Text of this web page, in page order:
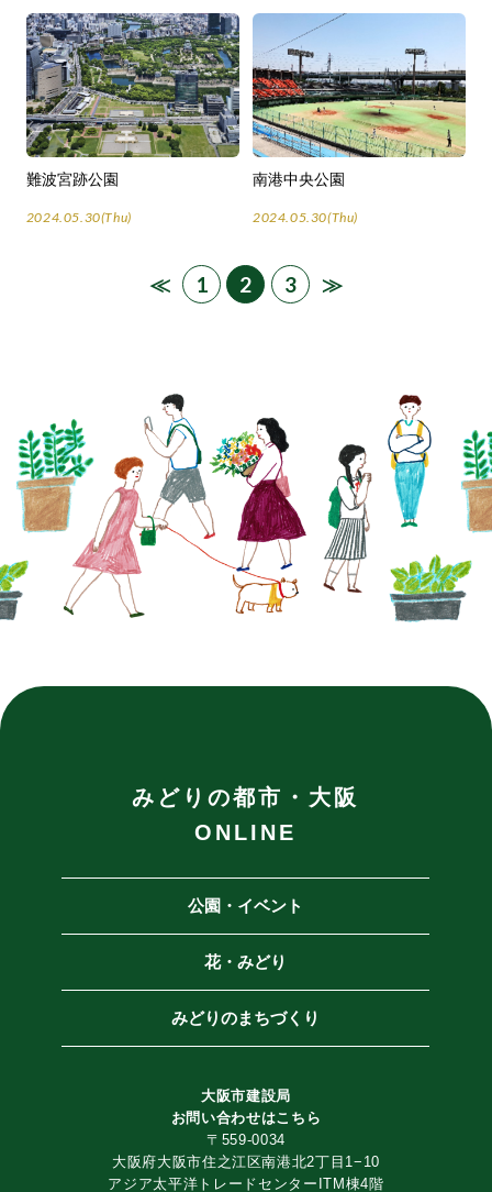
難波宮跡公園
2024.05.30(Thu)
南港中央公園
2024.05.30(Thu)
≪ 1 2 3 ≫
みどりの都市・大阪
ONLINE
公園・イベント
花・みどり
みどりのまちづくり
大阪市建設局
お問い合わせはこちら
〒559-0034
大阪府大阪市住之江区南港北2丁目1−10
アジア太平洋トレードセンターITM棟4階